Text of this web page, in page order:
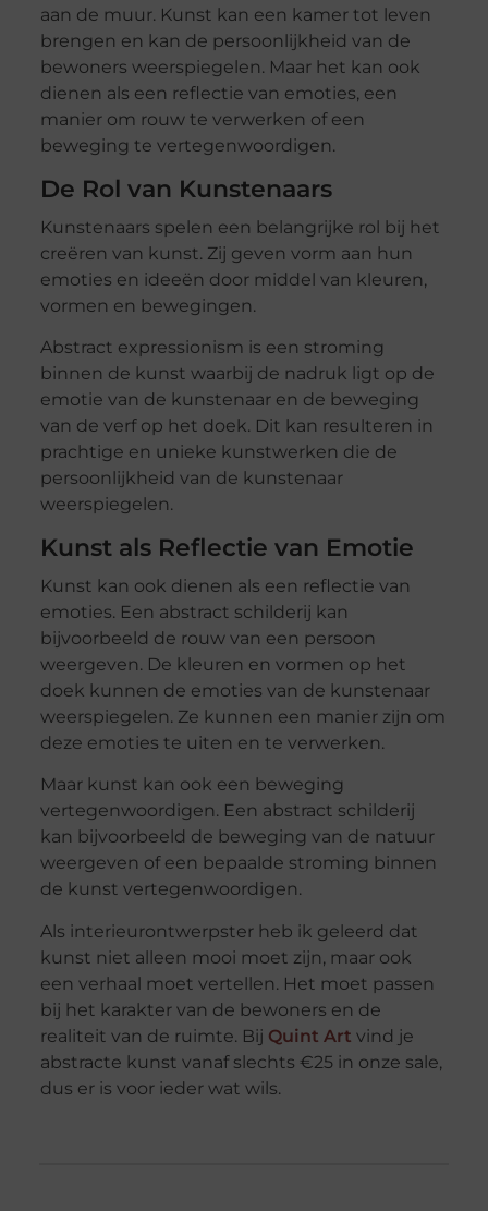
aan de muur. Kunst kan een kamer tot leven
brengen en kan de persoonlijkheid van de
bewoners weerspiegelen. Maar het kan ook
dienen als een reflectie van emoties, een
manier om rouw te verwerken of een
beweging te vertegenwoordigen.
De Rol van Kunstenaars
Kunstenaars spelen een belangrijke rol bij het
creëren van kunst. Zij geven vorm aan hun
emoties en ideeën door middel van kleuren,
vormen en bewegingen.
Abstract expressionism is een stroming
binnen de kunst waarbij de nadruk ligt op de
emotie van de kunstenaar en de beweging
van de verf op het doek. Dit kan resulteren in
prachtige en unieke kunstwerken die de
persoonlijkheid van de kunstenaar
weerspiegelen.
Kunst als Reflectie van Emotie
Kunst kan ook dienen als een reflectie van
emoties. Een abstract schilderij kan
bijvoorbeeld de rouw van een persoon
weergeven. De kleuren en vormen op het
doek kunnen de emoties van de kunstenaar
weerspiegelen. Ze kunnen een manier zijn om
deze emoties te uiten en te verwerken.
Maar kunst kan ook een beweging
vertegenwoordigen. Een abstract schilderij
kan bijvoorbeeld de beweging van de natuur
weergeven of een bepaalde stroming binnen
de kunst vertegenwoordigen.
Als interieurontwerpster heb ik geleerd dat
kunst niet alleen mooi moet zijn, maar ook
een verhaal moet vertellen. Het moet passen
bij het karakter van de bewoners en de
realiteit van de ruimte. Bij Quint Art vind je
abstracte kunst vanaf slechts €25 in onze sale,
dus er is voor ieder wat wils.